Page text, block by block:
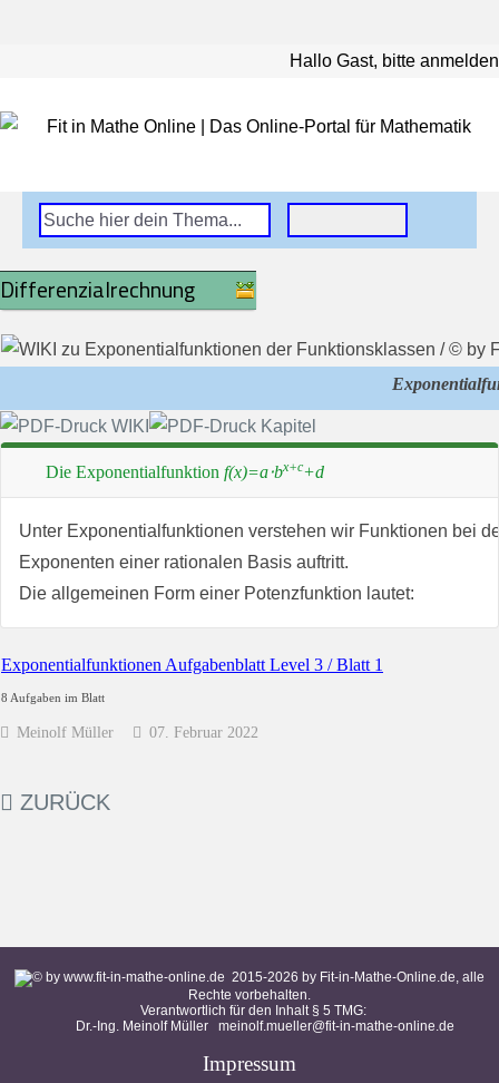
Hallo Gast, bitte anmelden
Differenzialrechnung
Die Exponentialfunktion f(x)=a⋅bx+c+d
Unter Exponentialfunktionen verstehen wir Funktionen bei
Exponenten einer rationalen Basis auftritt.
Die allgemeinen Form einer Potenzfunktion lautet:
Exponentialfunktionen Aufgabenblatt Level 3 / Blatt 1
8 Aufgaben im Blatt
Meinolf Müller 07. Februar 2022
ZURÜCK
2015-2026 by Fit-in-Mathe-Online.de, alle
Rechte vorbehalten.
Verantwortlich für den Inhalt § 5 TMG:
Dr.-Ing. Meinolf Müller meinolf.mueller@fit-in-mathe-online.de
Impressum